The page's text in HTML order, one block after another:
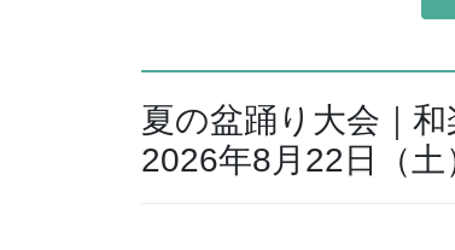
夏の盆踊り大会｜
2026年8月22日（